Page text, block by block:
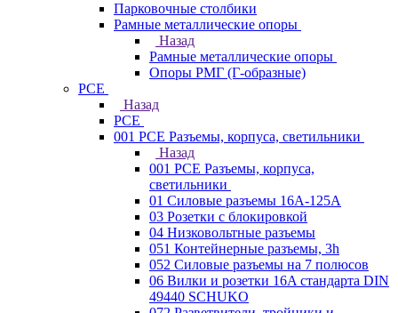
Парковочные столбики
Рамные металлические опоры
Назад
Рамные металлические опоры
Опоры РМГ (Г-образные)
PCE
Назад
PCE
001 PCE Разъемы, корпуса, светильники
Назад
001 PCE Разъемы, корпуса,
светильники
01 Силовые разъемы 16А-125А
03 Розетки с блокировкой
04 Низковольтные разъемы
051 Контейнерные разъемы, 3h
052 Силовые разъемы на 7 полюсов
06 Вилки и розетки 16A стандарта DIN
49440 SCHUKO